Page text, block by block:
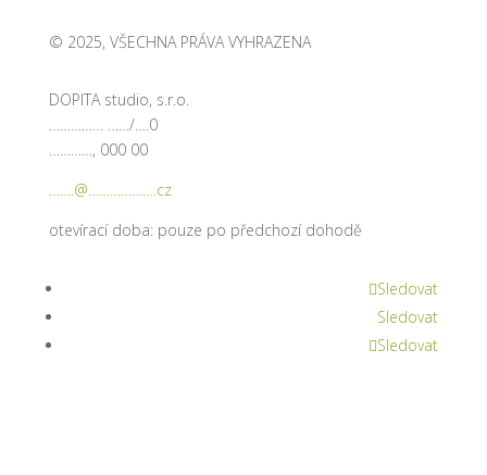
© 2025, VŠECHNA PRÁVA VYHRAZENA
DOPITA studio, s.r.o.
…………… ……/….0
…………, 000 00
…….@……………….cz
otevírací doba: pouze po předchozí dohodě
Sledovat
Sledovat
Sledovat